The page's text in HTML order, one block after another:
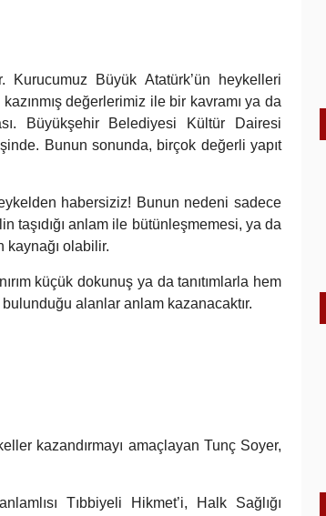
Kurucumuz Büyük Atatürk’ün heykelleri
değerlerimiz ile bir kavramı ya da
Büyükşehir Belediyesi Kültür Dairesi
Bunun sonunda, birçok değerli yapıt
habersiziz! Bunun nedeni sadece
taşıdığı anlam ile bütünleşmemesi, ya da
olabilir.
küçük dokunuş ya da tanıtımlarla hem
alanlar anlam kazanacaktır.
kazandırmayı amaçlayan Tunç Soyer,
Tıbbiyeli Hikmet’i, Halk Sağlığı